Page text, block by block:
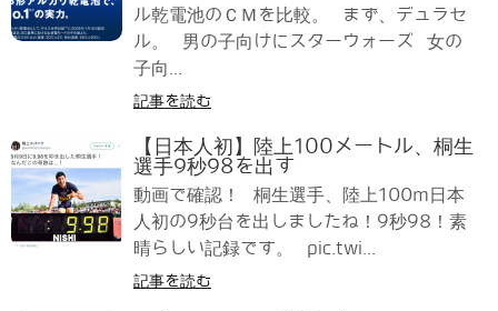
ル乾電池のＣＭを比較。 まず、デュラセ
ル。 男の子向けにスターウォーズ 女の
子向...
記事を読む
【日本人初】陸上100メートル、桐生
選手9秒98を出す
動画で確認！ 桐生選手、陸上100m日本
人初の9秒台を出しましたね！9秒98！素
晴らしい記録です。 pic.twi...
記事を読む